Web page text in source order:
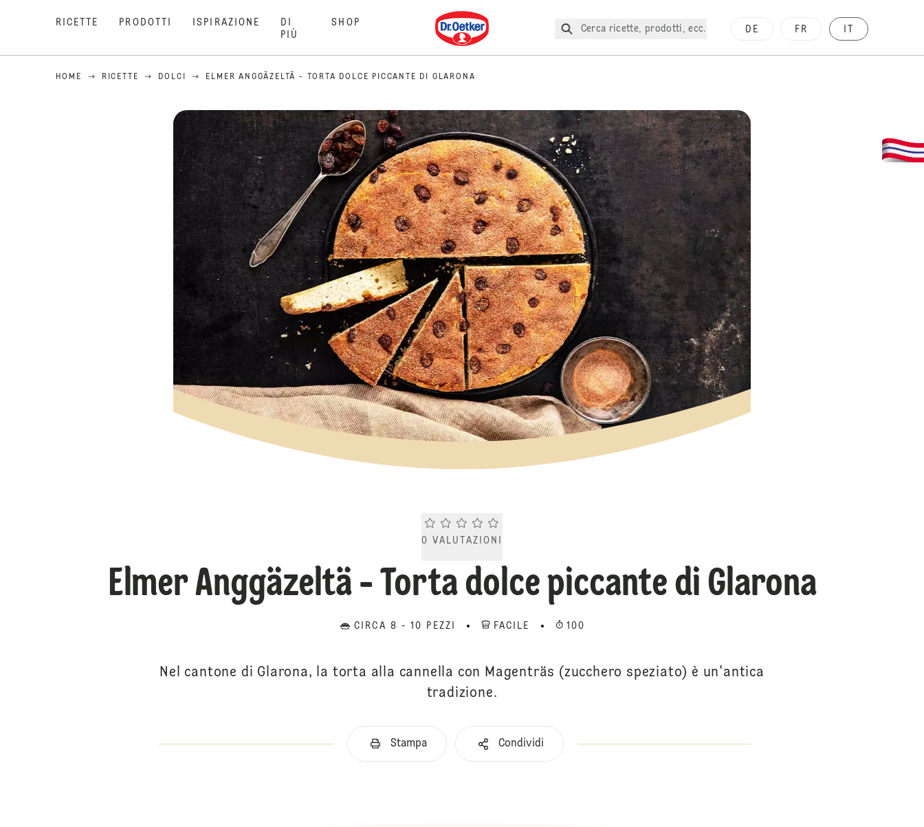
RICETTE PRODOTTI ISPIRAZIONE
DI
PIÙ
SHOP Dr. Oetker
Cerca ricette, prodotti, ecc. DE FR
HOME RICETTE DOLCI ELMER ANGGÄZELTÄ - TORTA DOLCE PICCANTE DI GLARONA
Current rating 0.0. Click to rate.
0 VALUTAZIONI
Elmer Anggäzeltä - Torta dolce piccante di Glarona
CIRCA 8 - 10 PEZZI FACILE 100
Nel cantone di Glarona, la torta alla cannella con Magenträs (zucchero speziato) è un'antica
tradizione.
Stampa Condividi